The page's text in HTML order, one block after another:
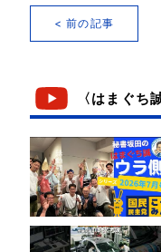
< 前の記事
〈はまぐち